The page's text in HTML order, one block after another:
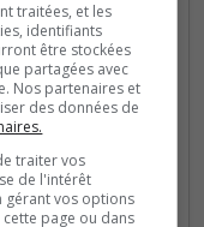
sur ©The
votre disposition
traitées, et les
identifiants
être stockées
partagées avec
Nos partenaires et
des données de
traiter vos
de l'intérêt
gérant vos options
cette page ou dans